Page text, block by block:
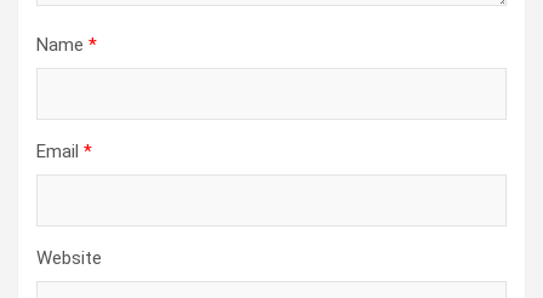
Name *
Email *
Website